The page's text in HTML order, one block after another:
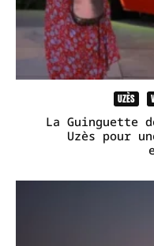
UZÈS
La Guinguette
Uzès pour